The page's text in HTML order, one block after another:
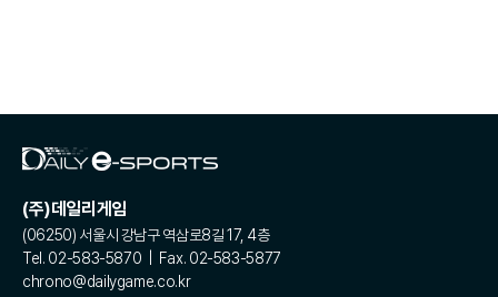
(주)데일리게임
(06250) 서울시 강남구 역삼로8길 17, 4층
Tel. 02-583-5870 | Fax. 02-583-5877
chrono@dailygame.co.kr